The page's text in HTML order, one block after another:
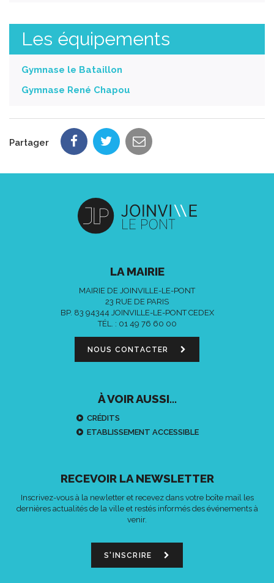
Les équipements
Gymnase le Bataillon
Gymnase René Chapou
Partager
LA MAIRIE
MAIRIE DE JOINVILLE-LE-PONT
23 RUE DE PARIS
BP. 83 94344 JOINVILLE-LE-PONT CEDEX
TÉL. : 01 49 76 60 00
NOUS CONTACTER
À VOIR AUSSI...
CRÉDITS
ETABLISSEMENT ACCESSIBLE
RECEVOIR LA NEWSLETTER
Inscrivez-vous à la newletter et recevez dans votre boîte mail les
dernières actualités de la ville et restés informés des événements à
venir.
S'INSCRIRE